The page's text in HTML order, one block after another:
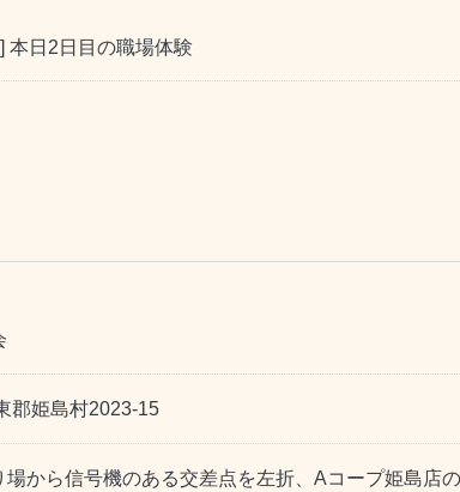
日2日目の職場体験
郡姫島村2023-15
場から信号機のある交差点を左折、Aコープ姫島店